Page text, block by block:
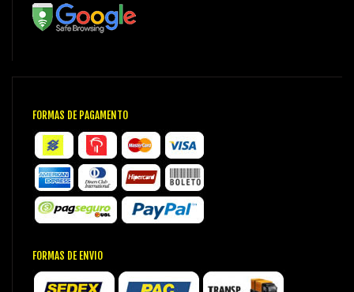
FORMAS DE PAGAMENTO
FORMAS DE ENVIO